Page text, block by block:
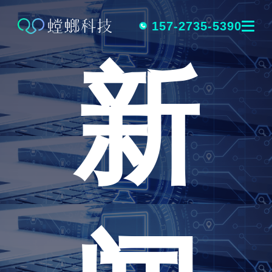
跳
内
容
157-2735-5390
新